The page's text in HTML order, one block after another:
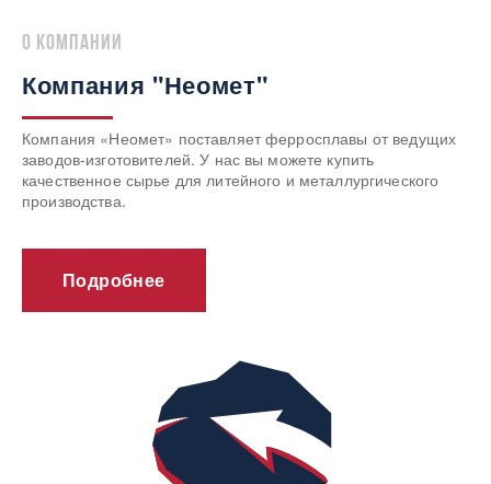
о компании
Компания "Неомет"
Компания «Неомет» поставляет ферросплавы от ведущих
заводов-изготовителей. У нас вы можете купить
качественное сырье для литейного и металлургического
производства.
Подробнее